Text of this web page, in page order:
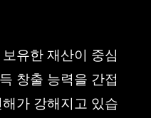
유한 재산이 중심
창출 능력을 간접
가 강해지고 있습